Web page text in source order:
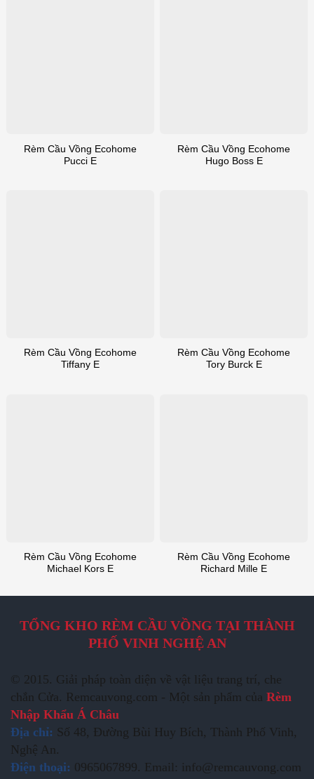
Rèm Cầu Vồng Ecohome
Pucci E
Rèm Cầu Vồng Ecohome
Hugo Boss E
Rèm Cầu Vồng Ecohome
Tiffany E
Rèm Cầu Vồng Ecohome
Tory Burck E
Rèm Cầu Vồng Ecohome
Michael Kors E
Rèm Cầu Vồng Ecohome
Richard Mille E
TỔNG KHO RÈM CẦU VỒNG TẠI THÀNH
PHỐ VINH NGHỆ AN
© 2015. Giải pháp toàn diện về vật liệu trang trí, che
chắn Cửa. Remcauvong.com - Một sản phẩm của Rèm
Nhập Khẩu Á Châu
Địa chỉ: Số 48, Đường Bùi Huy Bích, Thành Phố Vinh,
Nghệ An.
Điện thoại: 0965067899. Email: info@remcauvong.com